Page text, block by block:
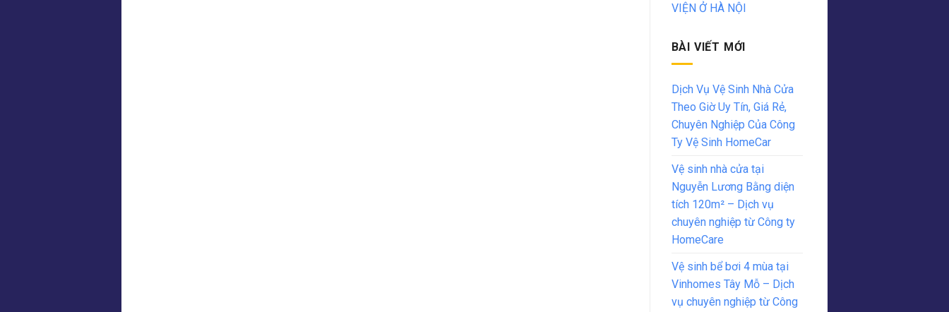
VIỆN Ở HÀ NỘI
BÀI VIẾT MỚI
Dịch Vụ Vệ Sinh Nhà Cửa
Theo Giờ Uy Tín, Giá Rẻ,
Chuyên Nghiệp Của Công
Ty Vệ Sinh HomeCar
Vệ sinh nhà cửa tại
Nguyễn Lương Bằng diện
tích 120m² – Dịch vụ
chuyên nghiệp từ Công ty
HomeCare
Vệ sinh bể bơi 4 mùa tại
Vinhomes Tây Mỗ – Dịch
vụ chuyên nghiệp từ Công